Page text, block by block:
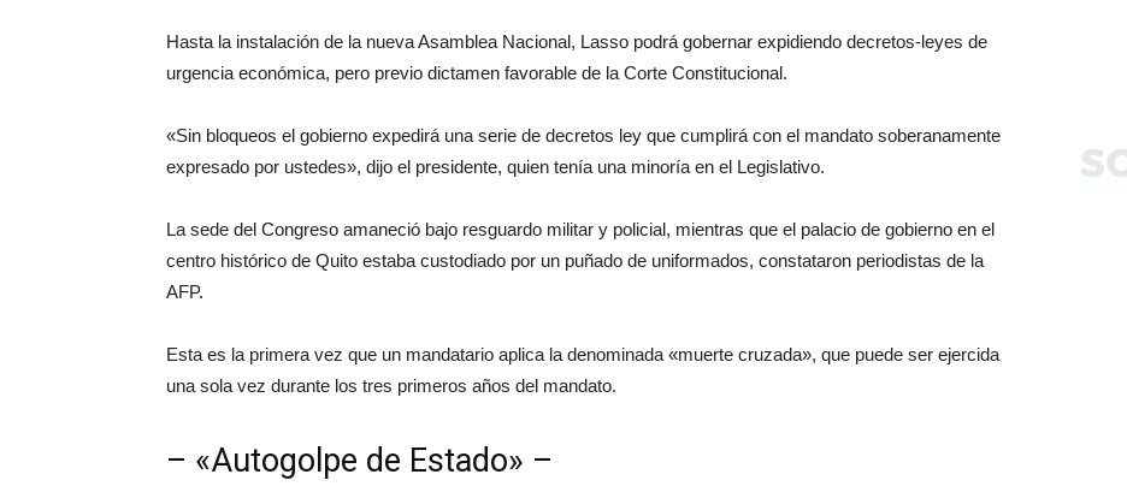
Hasta la instalación de la nueva Asamblea Nacional, Lasso podrá gobernar expidiendo decretos-leyes de
urgencia económica, pero previo dictamen favorable de la Corte Constitucional.
«Sin bloqueos el gobierno expedirá una serie de decretos ley que cumplirá con el mandato soberanamente
expresado por ustedes», dijo el presidente, quien tenía una minoría en el Legislativo.
La sede del Congreso amaneció bajo resguardo militar y policial, mientras que el palacio de gobierno en el
centro histórico de Quito estaba custodiado por un puñado de uniformados, constataron periodistas de la
AFP.
Esta es la primera vez que un mandatario aplica la denominada «muerte cruzada», que puede ser ejercida
una sola vez durante los tres primeros años del mandato.
– «Autogolpe de Estado» –